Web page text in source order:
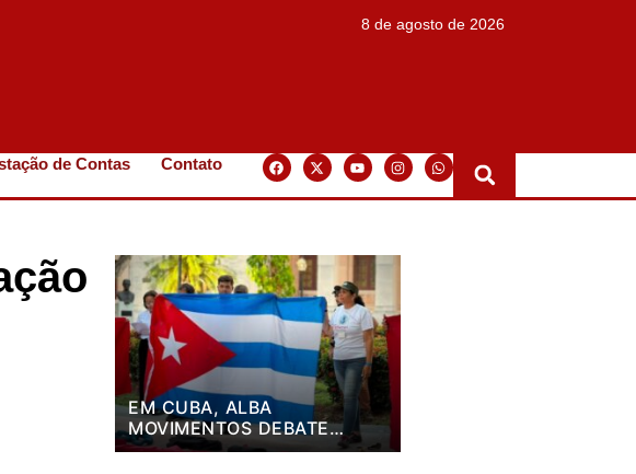
8 de agosto de 2026
de Contas Contato
EM CUBA, ALBA
MOVIMENTOS DEBATE
PLANO DE LUTA PARA OS